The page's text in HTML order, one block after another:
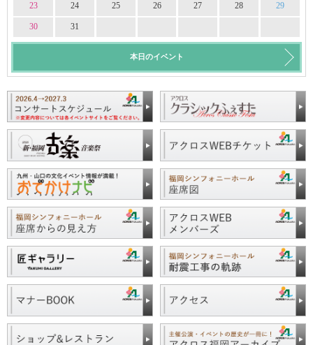
23 24 25 26 27 28 29
30 31
本日のイベント